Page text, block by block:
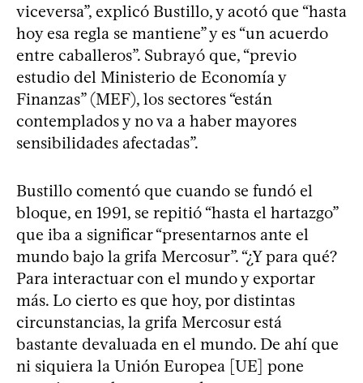
viceversa”, explicó Bustillo, y acotó que “hasta
hoy esa regla se mantiene” y es “un acuerdo
entre caballeros”. Subrayó que, “previo
estudio del Ministerio de Economía y
Finanzas” (MEF), los sectores “están
contemplados y no va a haber mayores
sensibilidades afectadas”.
Bustillo comentó que cuando se fundó el
bloque, en 1991, se repitió “hasta el hartazgo”
que iba a significar “presentarnos ante el
mundo bajo la grifa Mercosur”. “¿Y para qué?
Para interactuar con el mundo y exportar
más. Lo cierto es que hoy, por distintas
circunstancias, la grifa Mercosur está
bastante devaluada en el mundo. De ahí que
ni siquiera la Unión Europea [UE] pone